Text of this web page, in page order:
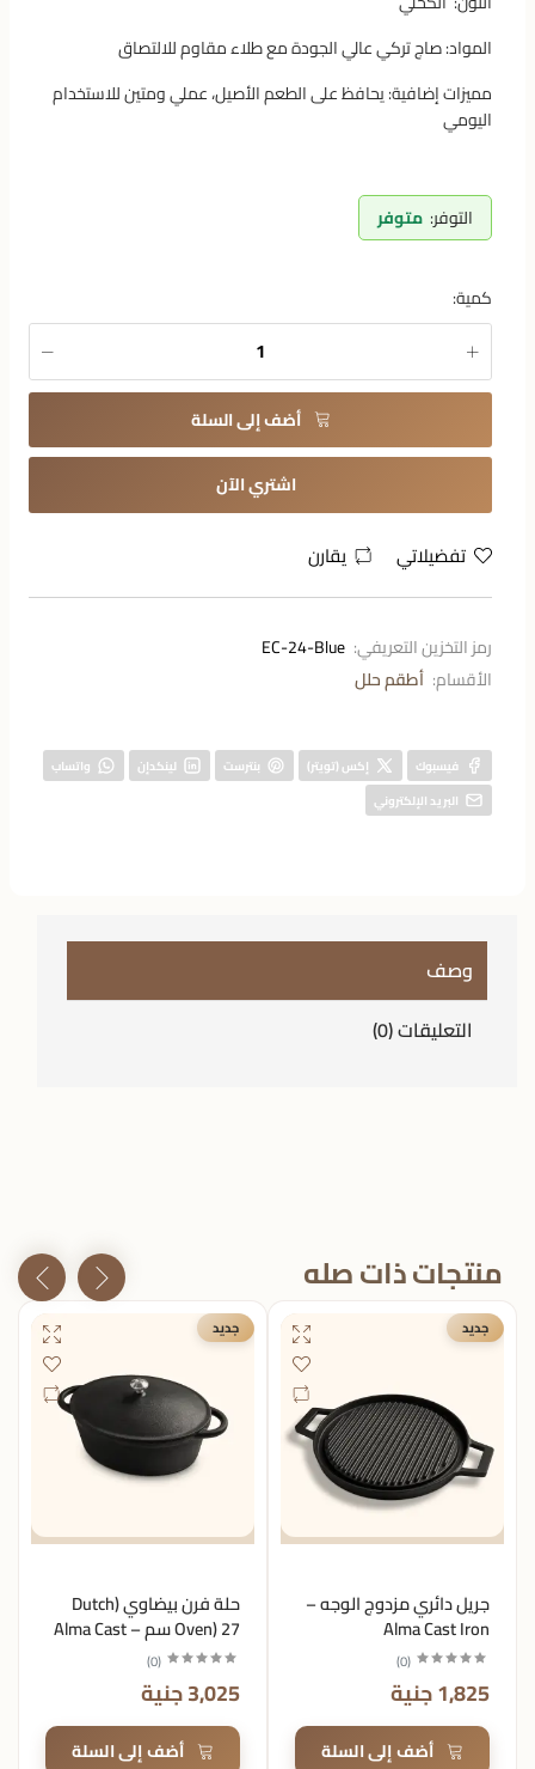
المواد: صاج تركي عالي الجودة مع طلاء مقاوم للالتصاق
مميزات إضافية: يحافظ على الطعم الأصيل، عملي ومتين للاستخدام
اليومي
التوفر: متوفر
كمية:
أضف إلى السلة
اشتري الآن
تفضيلاتي يقارن
رمز التخزين التعريفي: EC-24-Blue
الأقسام: أطقم حلل
فيسبوك إكس (تويتر) بنترست لينكدإن
واتساب
البريد الإلكتروني
وصف
التعليقات (0)
منتجات ذات صله
جديد
حلة فرن بيضاوي (Dutch
Oven) 27 سم – Alma Cast
Iron
(
0
)
3,025 جنية
أضف إلى السلة
جديد
جريل دائري مزدوج الوجه –
Alma Cast Iron
(
0
)
1,825 جنية
أضف إلى السلة